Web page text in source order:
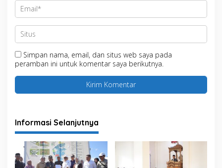
Simpan nama, email, dan situs web saya pada
peramban ini untuk komentar saya berikutnya.
Informasi Selanjutnya